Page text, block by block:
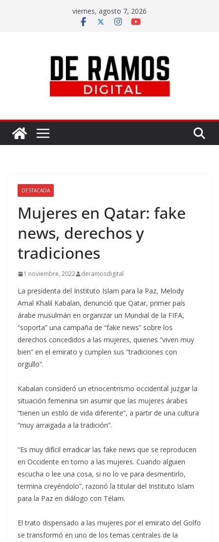
viernes, agosto 7, 2026
DESTACADA
Mujeres en Qatar: fake
news, derechos y
tradiciones
1 noviembre, 2022 deramosdigital
La presidenta del Instituto Islam para la Paz, Melody
Amal Khalil Kabalan, denunció que Qatar, primer país
árabe musulmán en organizar un Mundial de la FIFA,
“soporta” una campaña de “fake news” sobre los
derechos concedidos a las mujeres, quienes “viven muy
bien” en el emirato y cumplen sus “tradiciones con
orgullo”.
Kabalan consideró un etnocentrismo occidental juzgar la
situación femenina sin asumir que las mujeres árabes
“tienen un estilo de vida diferente”, a partir de una cultura
“muy arraigada a la tradición”.
“Es muy difícil erradicar las fake news que se reproducen
en Occidente en torno a las mujeres. Cuando alguien
escucha o lee una cosa, si no lo ve para desmentirlo,
termina creyéndolo”, razonó la titular del Instituto Islam
para la Paz en diálogo con Télam.
El trato dispensado a las mujeres por el emirato del Golfo
se transformó en uno de los temas centrales de la